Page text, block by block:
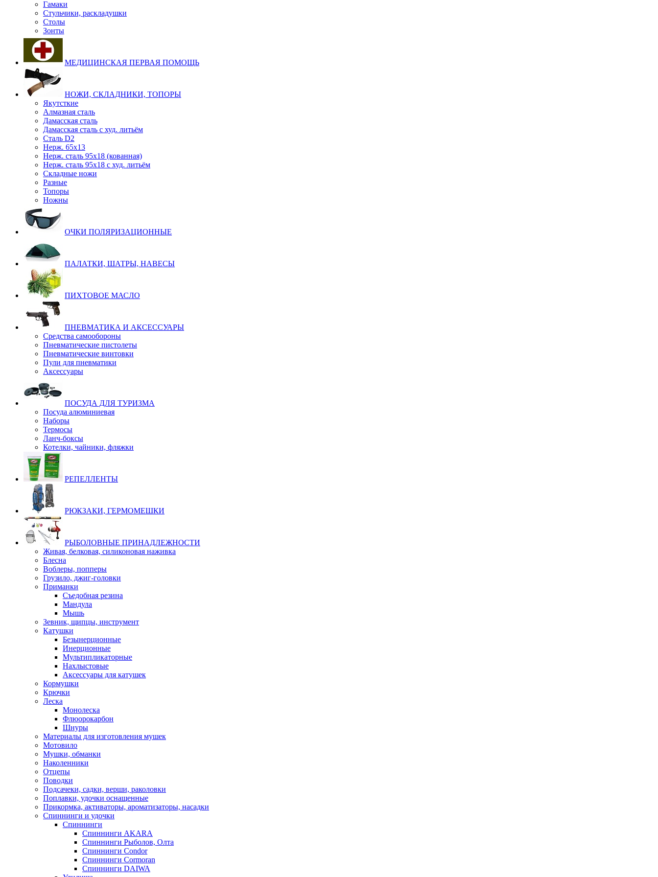
Гамаки
Стульчики, раскладушки
Столы
Зонты
МЕДИЦИНСКАЯ ПЕРВАЯ ПОМОЩЬ
НОЖИ, СКЛАДНИКИ, ТОПОРЫ
Якутсткие
Алмазная сталь
Дамасская сталь
Дамасская сталь с худ. литьём
Сталь D2
Нерж. 65х13
Нерж. сталь 95х18 (кованная)
Нерж. сталь 95х18 с худ. литьём
Складные ножи
Разные
Топоры
Ножны
ОЧКИ ПОЛЯРИЗАЦИОННЫЕ
ПАЛАТКИ, ШАТРЫ, НАВЕСЫ
ПИХТОВОЕ МАСЛО
ПНЕВМАТИКА И АКСЕССУАРЫ
Средства самообороны
Пневматические пистолеты
Пневматические винтовки
Пули для пневматики
Аксессуары
ПОСУДА ДЛЯ ТУРИЗМА
Посуда алюминиевая
Наборы
Термосы
Ланч-боксы
Котелки, чайники, фляжки
РЕПЕЛЛЕНТЫ
РЮКЗАКИ, ГЕРМОМЕШКИ
РЫБОЛОВНЫЕ ПРИНАДЛЕЖНОСТИ
Живая, белковая, силиконовая наживка
Блесна
Воблеры, попперы
Грузило, джиг-головки
Приманки
Съедобная резина
Мандула
Мышь
Зевник, щипцы, инструмент
Катушки
Безынерционные
Инерционные
Мультипликаторные
Нахлыстовые
Аксессуары для катушек
Кормушки
Крючки
Леска
Монолеска
Флюорокарбон
Шнуры
Материалы для изготовления мушек
Мотовило
Мушки, обманки
Наколенники
Отцепы
Поводки
Подсачеки, садки, верши, раколовки
Поплавки, удочки оснащенные
Прикормка, активаторы, ароматизаторы, насадки
Спиннинги и удочки
Спиннинги
Спиннинги AKARA
Спиннинги Рыболов, Олта
Спиннинги Condor
Спиннинги Cormoran
Спиннинги DAIWA